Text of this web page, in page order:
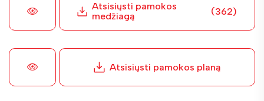
Atsisiųsti pamokos
medžiagą
(362)
Atsisiųsti pamokos planą